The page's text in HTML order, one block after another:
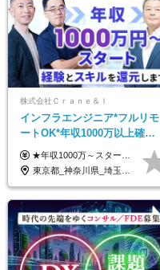
株式会社Ｃｒａｎｅ＆Ｉ
インフラエンジニア*フルリモ
ートOK*年収1000万以上確約*
前職給与保障*残業月9.8h*40
代50代活躍
★年収1000万～スタート！ 年俸1,000万円～1,162万8,000円（12分割） ※経験・スキルを考慮の上決定します ※上記金額には固定残業代（月30h分・158,400円～184,000円）を含みます ※超過分は別途全額支給します ※試用期間2ヶ月間あり（その他待遇に差異はありません）
東京都_神奈川県_埼玉県_千葉県_大阪府_愛知県_北海道_青森県_岩手県_宮城県_秋田県_山形県_福島県_茨城県_栃木県_群馬県_新潟県_山梨県_長野県_富山県_石川県_福井県_静岡県_岐阜県_三重県_兵庫県_京都府_滋賀県_奈良県_和歌山県_広島県_岡山県_鳥取県_島根県_山口県_徳島県_香川県_愛媛県_高知県_福岡県_熊本県_佐賀県_長崎県_大分県_宮崎県_鹿児島県_沖縄県